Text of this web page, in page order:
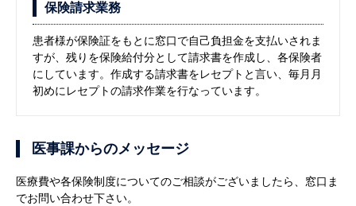
保険請求業務
患者様が保険証をもとに窓口で自己負担金を支払いされま
すが、残りを保険給付分として請求書を作成し、各保険者
にしています。作成する請求書をレセプトと言い、毎月月
初めにレセプトの請求作業を行なっています。
医事課からのメッセージ
医療費や各保険制度についてのご相談がございましたら、窓口ま
でお問い合わせ下さい。